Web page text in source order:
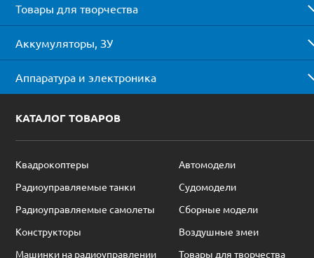
Товары для творчества
Аккумуляторы, ЗУ
Аппаратура и электроника
КАТАЛОГ ТОВАРОВ
Квадрокоптеры
Автомодели
Радиоуправляемые танки
Судомодели
Радиоуправляемые самолеты
Сборные модели
Конструкторы
Воздушные змеи
Машинки на радиоуправлении
Товары для творчества